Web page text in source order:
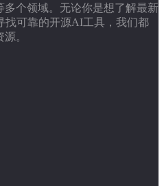
个领域。无论你是想了解最新
找可靠的开源AI工具，我们都
。